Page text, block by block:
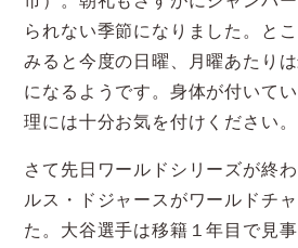
られない季節になりました。と
みると今度の日曜、月曜あたり
になるようです。身体が付いて
理には十分お気を付けください。
さて先日ワールドシリーズが終
ルス・ドジャースがワールドチ
た。大谷選手は移籍１年目で見